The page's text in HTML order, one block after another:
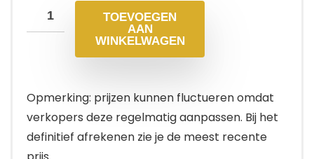
TOEVOEGEN
AAN
WINKELWAGEN
Opmerking: prijzen kunnen fluctueren omdat
verkopers deze regelmatig aanpassen. Bij het
definitief afrekenen zie je de meest recente